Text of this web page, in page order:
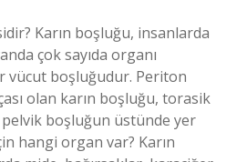
Karın boşluğu, insanlarda
çok sayıda organı
vücut boşluğudur. Periton
olan karın boşluğu, torasik
boşluğun üstünde yer
hangi organ var? Karın